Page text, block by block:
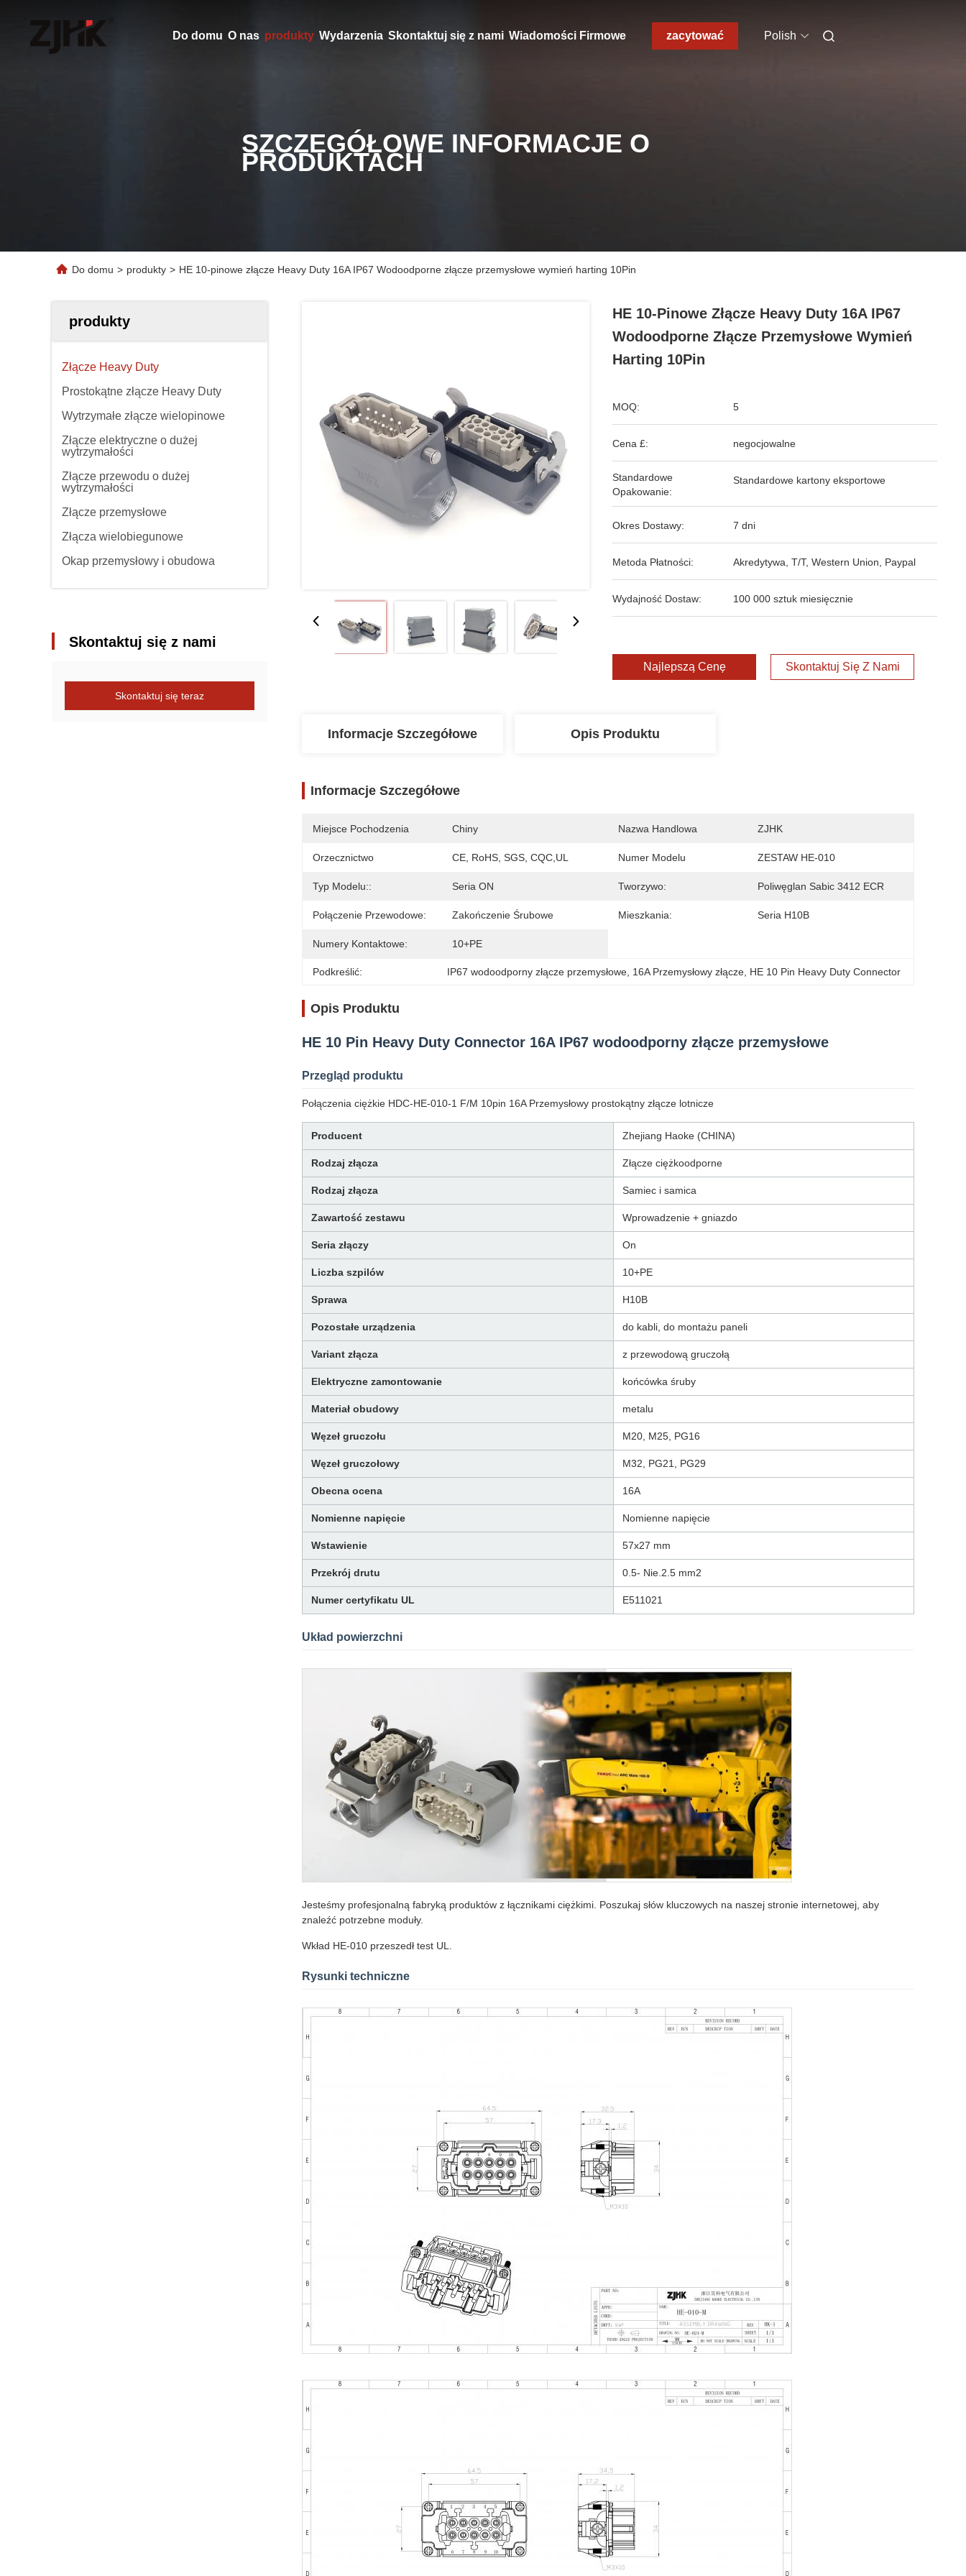
Do domu O nas produkty Wydarzenia Skontaktuj się z nami Wiadomości Firmowe zacytować Polish
SZCZEGÓŁOWE INFORMACJE O
PRODUKTACH
Do domu > produkty > HE 10-pinowe złącze Heavy Duty 16A IP67 Wodoodporne złącze przemysłowe wymień harting 10Pin
produkty
Złącze Heavy Duty
Prostokątne złącze Heavy Duty
Wytrzymałe złącze wielopinowe
Złącze elektryczne o dużej
wytrzymałości
Złącze przewodu o dużej
wytrzymałości
Złącze przemysłowe
Złącza wielobiegunowe
Okap przemysłowy i obudowa
Skontaktuj się z nami
Skontaktuj się teraz
HE 10-Pinowe Złącze Heavy Duty 16A IP67
Wodoodporne Złącze Przemysłowe Wymień
Harting 10Pin
MOQ: 5
Cena £: negocjowalne
Standardowe
Opakowanie:
Standardowe kartony eksportowe
Okres Dostawy: 7 dni
Metoda Płatności: Akredytywa, T/T, Western Union, Paypal
Wydajność Dostaw: 100 000 sztuk miesięcznie
Najlepszą Cenę Skontaktuj Się Z Nami
Informacje Szczegółowe Opis Produktu
Informacje Szczegółowe
Miejsce Pochodzenia Chiny Nazwa Handlowa ZJHK
Orzecznictwo CE, RoHS, SGS, CQC,UL Numer Modelu ZESTAW HE-010
Typ Modelu:: Seria ON Tworzywo: Poliwęglan Sabic 3412 ECR
Połączenie Przewodowe: Zakończenie Śrubowe Mieszkania: Seria H10B
Numery Kontaktowe: 10+PE
Podkreślić: IP67 wodoodporny złącze przemysłowe 16A Przemysłowy złącze HE 10 Pin Heavy Duty Connector
Opis Produktu
HE 10 Pin Heavy Duty Connector 16A IP67 wodoodporny złącze przemysłowe
Przegląd produktu
Połączenia ciężkie HDC-HE-010-1 F/M 10pin 16A Przemysłowy prostokątny złącze lotnicze
Producent Zhejiang Haoke (CHINA)
Rodzaj złącza Złącze ciężkoodporne
Rodzaj złącza Samiec i samica
Zawartość zestawu Wprowadzenie + gniazdo
Seria złączy On
Liczba szpilów 10+PE
Sprawa H10B
Pozostałe urządzenia do kabli, do montażu paneli
Variant złącza z przewodową gruczołą
Elektryczne zamontowanie końcówka śruby
Materiał obudowy metalu
Węzeł gruczołu M20, M25, PG16
Węzeł gruczołowy M32, PG21, PG29
Obecna ocena 16A
Nomienne napięcie Nomienne napięcie
Wstawienie 57x27 mm
Przekrój drutu 0.5- Nie.2.5 mm2
Numer certyfikatu UL E511021
Układ powierzchni
Jesteśmy profesjonalną fabryką produktów z łącznikami ciężkimi. Poszukaj słów kluczowych na naszej stronie internetowej, aby
znaleźć potrzebne moduły.
Wkład HE-010 przeszedł test UL.
Rysunki techniczne